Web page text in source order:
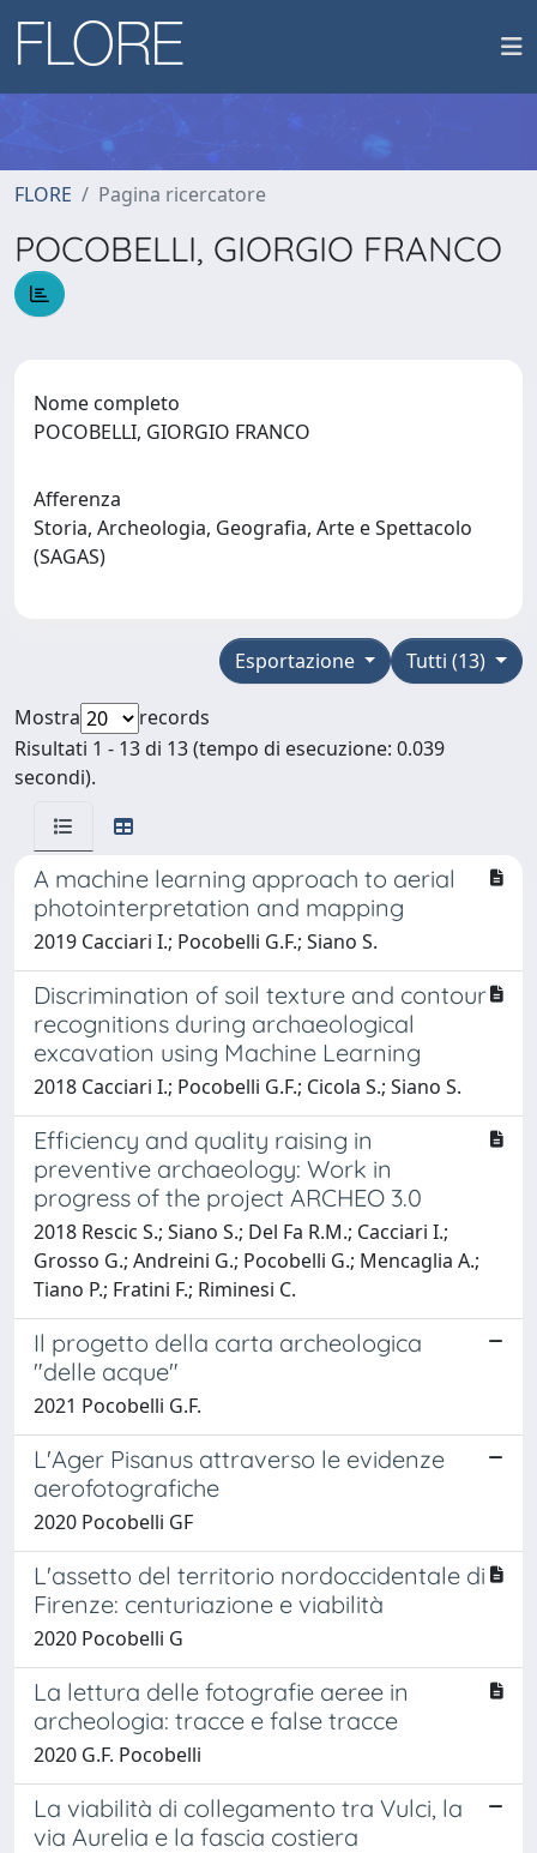
FLORE Pagina ricercatore
POCOBELLI, GIORGIO FRANCO
Nome completo
POCOBELLI, GIORGIO FRANCO
Afferenza
Storia, Archeologia, Geografia, Arte e Spettacolo
(SAGAS)
Tutti (13)
Esportazione
Mostra
records
Risultati 1 - 13 di 13 (tempo di esecuzione: 0.039
secondi).
A machine learning approach to aerial
photointerpretation and mapping
2019 Cacciari I.; Pocobelli G.F.; Siano S.
Discrimination of soil texture and contour
recognitions during archaeological
excavation using Machine Learning
2018 Cacciari I.; Pocobelli G.F.; Cicola S.; Siano S.
Efficiency and quality raising in
preventive archaeology: Work in
progress of the project ARCHEO 3.0
2018 Rescic S.; Siano S.; Del Fa R.M.; Cacciari I.;
Grosso G.; Andreini G.; Pocobelli G.; Mencaglia A.;
Tiano P.; Fratini F.; Riminesi C.
Il progetto della carta archeologica
"delle acque"
2021 Pocobelli G.F.
L'Ager Pisanus attraverso le evidenze
aerofotografiche
2020 Pocobelli GF
L'assetto del territorio nordoccidentale di
Firenze: centuriazione e viabilità
2020 Pocobelli G
La lettura delle fotografie aeree in
archeologia: tracce e false tracce
2020 G.F. Pocobelli
La viabilità di collegamento tra Vulci, la
via Aurelia e la fascia costiera